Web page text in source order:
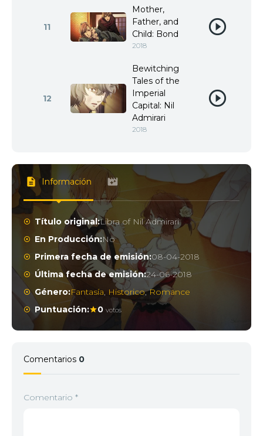
11
Mother,
Father, and
Child: Bond
2018
12
Bewitching
Tales of the
Imperial
Capital: Nil
Admirari
2018
Información
Título original:Libra of Nil Admirari
En Producción:No
Primera fecha de emisión:08-04-2018
Última fecha de emisión:24-06-2018
Género:Fantasía, Historico,Romance
Puntuación:
0 votos
Comentarios 0
Comentario *